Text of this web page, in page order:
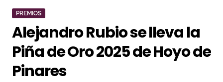
PREMIOS
Alejandro Rubio se lleva la
Piña de Oro 2025 de Hoyo de
Pinares